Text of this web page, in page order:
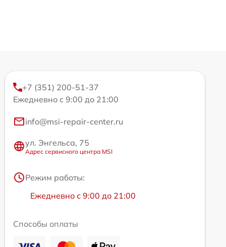
+7 (351) 200-51-37
Ежедневно с 9:00 до 21:00
info@msi-repair-center.ru
ул. Энгельса, 75
Адрес сервисного центра MSI
Режим работы:
Ежедневно с 9:00 до 21:00
Способы оплаты